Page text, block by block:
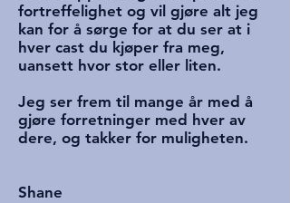
fortreffelighet og vil gjøre alt jeg
kan for å sørge for at du ser at i
hver cast du kjøper fra meg,
uansett hvor stor eller liten.
Jeg ser frem til mange år med å
gjøre forretninger med hver av
dere, og takker for muligheten.
Shane